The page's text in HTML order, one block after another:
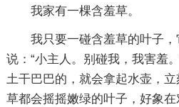
我家有一棵含羞草。
我只要一碰含羞草的叶子
说：“小主人。别碰我，我害羞
土干巴巴的，就会拿起水壶，
草都会摇摇嫩绿的叶子，好象